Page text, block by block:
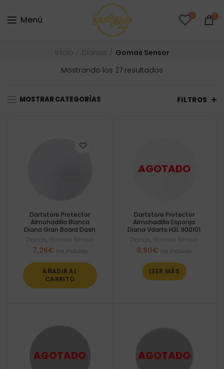
Menú 0 0
Inicio Dianas
Gomas Sensor
Mostrando los 27 resultados
bajo
MOSTRAR CATEGORÍAS FILTROS
Dartstore Protector
Almohadilla Blanca
Diana Gran Board Dash
Dianas Gomas Sensor
7,26€ Iva incluido
AÑADIR AL
CARRITO
Dartstore Protector
Almohadilla Esponja
Diana Vdarts H3L 900101
Dianas ,Gomas Sensor
8,90€ Iva incluido
LEER MÁS